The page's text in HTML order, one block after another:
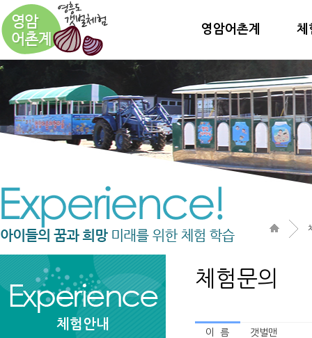
영암어촌계 체
체험안내
체험문의
이 름 갯벌맨